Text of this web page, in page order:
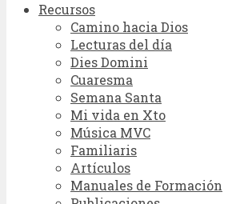
Recursos
Camino hacia Dios
Lecturas del día
Dies Domini
Cuaresma
Semana Santa
Mi vida en Xto
Música MVC
Familiaris
Artículos
Manuales de Formación